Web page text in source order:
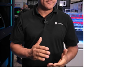
Settings